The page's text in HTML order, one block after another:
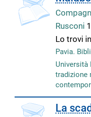
Rusconi
Lo trovi in
Pavia.
Università
tradizione
copertina La